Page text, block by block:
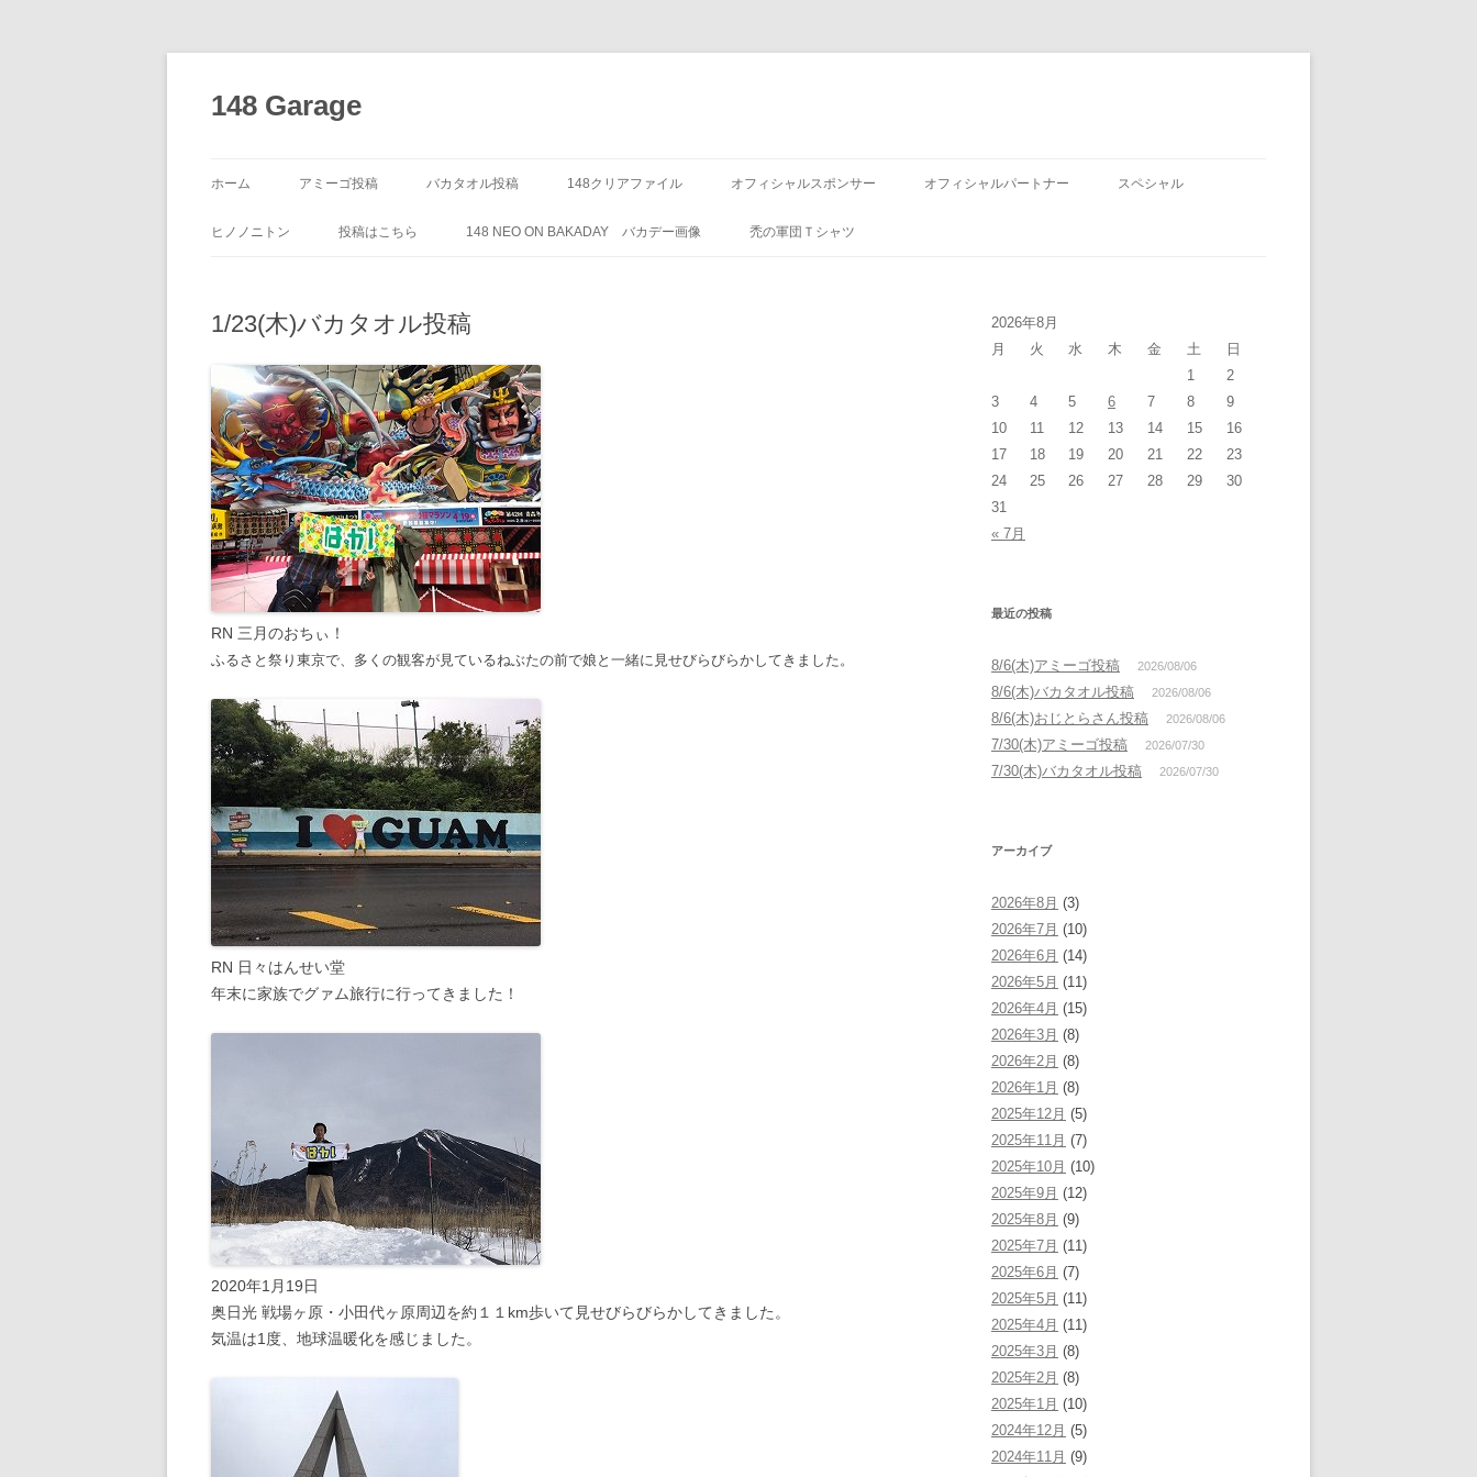
ン
ツ
ッ
148 Garage
ホーム アミーゴ投稿 バカタオル投稿 148クリアファイル オフィシャルスポンサー オフィシャルパートナー スペシャル
ヒノノニトン 投稿はこちら 148 NEO ON BAKADAY バカデー画像 禿の軍団Ｔシャツ
1/23(木)バカタオル投稿
RN 三月のおちぃ！
ふるさと祭り東京で、多くの観客が見ているねぶたの前で娘と一緒に見せびらびらかしてきました。
RN 日々はんせい堂
年末に家族でグァム旅行に行ってきました！
2020年1月19日
奥日光 戦場ヶ原・小田代ヶ原周辺を約１１km歩いて見せびらびらかしてきました。
気温は1度、地球温暖化を感じました。
2026年8月
月
火 水 木 金 土
日
1
2
3
4 5 6 7 8
9
10
11 12 13 14 15
16
17
18 19 20 21 22
23
24
25 26 27 28 29
30
31
« 7月
最近の投稿
8/6(木)アミーゴ投稿 2026/08/06
8/6(木)バカタオル投稿 2026/08/06
8/6(木)おじとらさん投稿 2026/08/06
7/30(木)アミーゴ投稿 2026/07/30
7/30(木)バカタオル投稿 2026/07/30
アーカイブ
2026年8月 (3)
2026年7月 (10)
2026年6月 (14)
2026年5月 (11)
2026年4月 (15)
2026年3月 (8)
2026年2月 (8)
2026年1月 (8)
2025年12月 (5)
2025年11月 (7)
2025年10月 (10)
2025年9月 (12)
2025年8月 (9)
2025年7月 (11)
2025年6月 (7)
2025年5月 (11)
2025年4月 (11)
2025年3月 (8)
2025年2月 (8)
2025年1月 (10)
2024年12月 (5)
2024年11月 (9)